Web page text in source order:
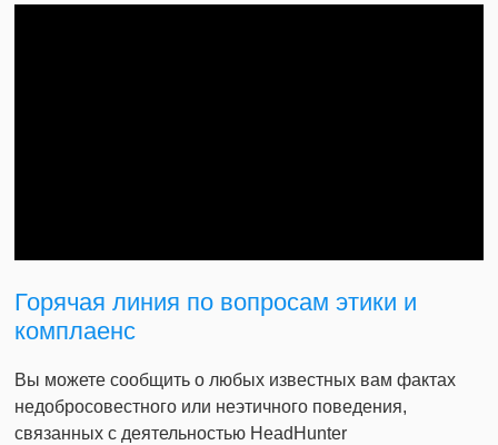
Горячая линия по вопросам этики и
комплаенс
Вы можете сообщить о любых известных вам фактах
недобросовестного или неэтичного поведения,
связанных с деятельностью HeadHunter